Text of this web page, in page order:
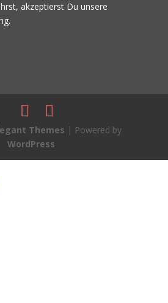
akzeptierst Du unsere
Themes | Powered by
WordPress